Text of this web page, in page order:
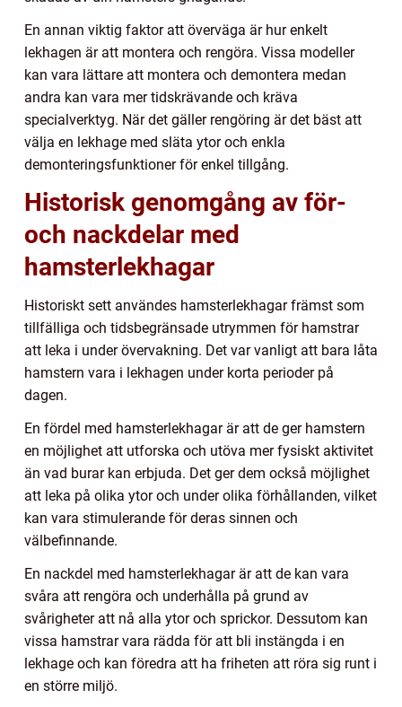
En annan viktig faktor att överväga är hur enkelt
lekhagen är att montera och rengöra. Vissa modeller
kan vara lättare att montera och demontera medan
andra kan vara mer tidskrävande och kräva
specialverktyg. När det gäller rengöring är det bäst att
välja en lekhage med släta ytor och enkla
demonteringsfunktioner för enkel tillgång.
Historisk genomgång av för-
och nackdelar med
hamsterlekhagar
Historiskt sett användes hamsterlekhagar främst som
tillfälliga och tidsbegränsade utrymmen för hamstrar
att leka i under övervakning. Det var vanligt att bara låta
hamstern vara i lekhagen under korta perioder på
dagen.
En fördel med hamsterlekhagar är att de ger hamstern
en möjlighet att utforska och utöva mer fysiskt aktivitet
än vad burar kan erbjuda. Det ger dem också möjlighet
att leka på olika ytor och under olika förhållanden, vilket
kan vara stimulerande för deras sinnen och
välbefinnande.
En nackdel med hamsterlekhagar är att de kan vara
svåra att rengöra och underhålla på grund av
svårigheter att nå alla ytor och sprickor. Dessutom kan
vissa hamstrar vara rädda för att bli instängda i en
lekhage och kan föredra att ha friheten att röra sig runt i
en större miljö.